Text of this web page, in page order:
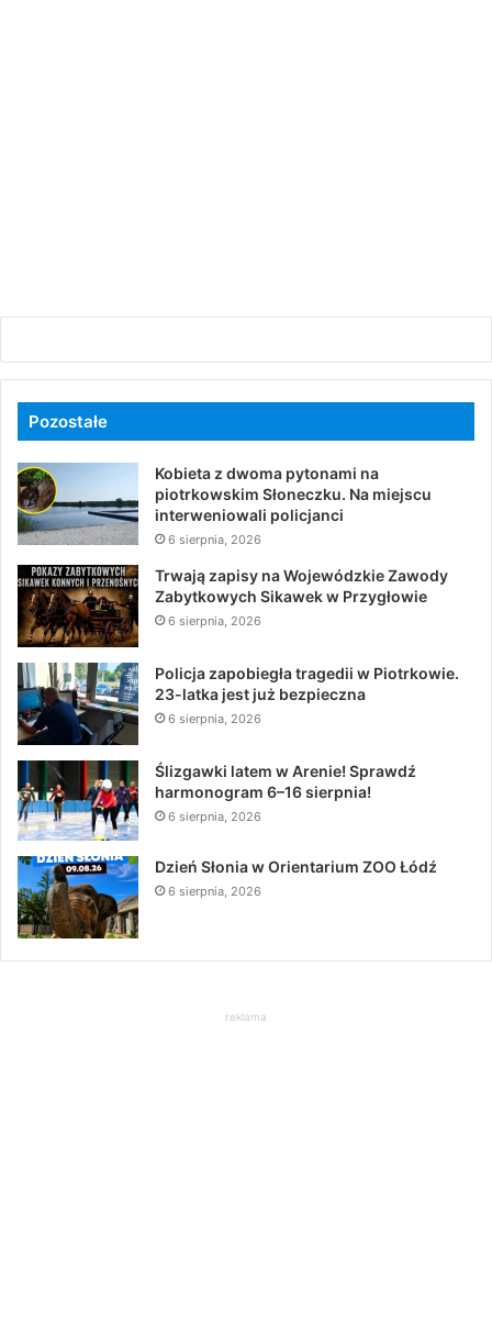
Pozostałe
Kobieta z dwoma pytonami na
piotrkowskim Słoneczku. Na miejscu
interweniowali policjanci
6 sierpnia, 2026
Trwają zapisy na Wojewódzkie Zawody
Zabytkowych Sikawek w Przygłowie
6 sierpnia, 2026
Policja zapobiegła tragedii w Piotrkowie.
23-latka jest już bezpieczna
6 sierpnia, 2026
Ślizgawki latem w Arenie! Sprawdź
harmonogram 6–16 sierpnia!
6 sierpnia, 2026
Dzień Słonia w Orientarium ZOO Łódź
6 sierpnia, 2026
reklama